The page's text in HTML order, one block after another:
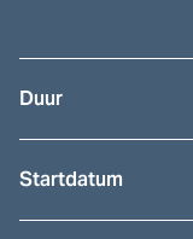
Duur
Startdatum